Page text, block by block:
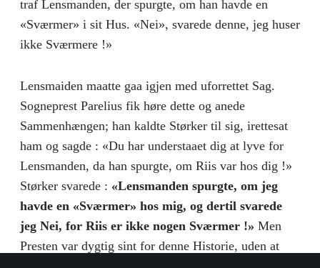
traf Lensmanden, der spurgte, om han havde en
«Sværmer» i sit Hus. «Nei», svarede denne, jeg huser
ikke Sværmere !»
Lensmaiden maatte gaa igjen med uforrettet Sag.
Sogneprest Parelius fik høre dette og anede
Sammenhængen; han kaldte Størker til sig, irettesat
ham og sagde : «Du har understaaet dig at lyve for
Lensmanden, da han spurgte, om Riis var hos dig !»
Størker svarede : «Lensmanden spurgte, om jeg
havde en «Sværmer» hos mig, og dertil svarede
jeg Nei, for Riis er ikke nogen Sværmer !» Men
Presten var dygtig sint for denne Historie, uden at